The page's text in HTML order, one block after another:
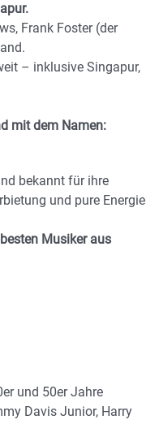
Frank Foster (der
– inklusive Singapur,
mit dem Namen:
bekannt für ihre
und pure Energie
Musiker aus
und 50er Jahre
Davis Junior, Harry